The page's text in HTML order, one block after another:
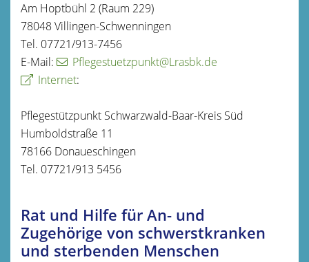
Am Hoptbühl 2 (Raum 229)
78048 Villingen-Schwenningen
Tel. 07721/913-7456
E-Mail:
Pflegestuetzpunkt@Lrasbk.de
Internet:
Pflegestützpunkt Schwarzwald-Baar-Kreis Süd
Humboldstraße 11
78166 Donaueschingen
Tel. 07721/913 5456
Rat und Hilfe für An- und
Zugehörige von schwerstkranken
und sterbenden Menschen